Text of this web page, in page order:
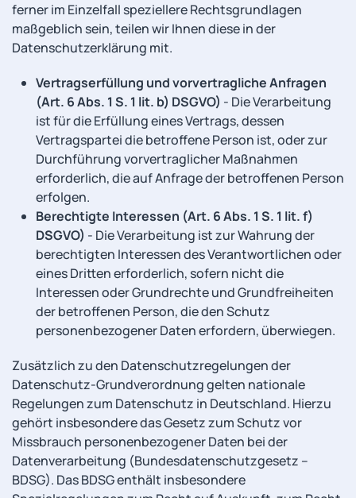
ferner im Einzelfall speziellere Rechtsgrundlagen
maßgeblich sein, teilen wir Ihnen diese in der
Datenschutzerklärung mit.
Vertragserfüllung und vorvertragliche Anfragen
(Art. 6 Abs. 1 S. 1 lit. b) DSGVO) - Die Verarbeitung
ist für die Erfüllung eines Vertrags, dessen
Vertragspartei die betroffene Person ist, oder zur
Durchführung vorvertraglicher Maßnahmen
erforderlich, die auf Anfrage der betroffenen Person
erfolgen.
Berechtigte Interessen (Art. 6 Abs. 1 S. 1 lit. f)
DSGVO) - Die Verarbeitung ist zur Wahrung der
berechtigten Interessen des Verantwortlichen oder
eines Dritten erforderlich, sofern nicht die
Interessen oder Grundrechte und Grundfreiheiten
der betroffenen Person, die den Schutz
personenbezogener Daten erfordern, überwiegen.
Zusätzlich zu den Datenschutzregelungen der
Datenschutz-Grundverordnung gelten nationale
Regelungen zum Datenschutz in Deutschland. Hierzu
gehört insbesondere das Gesetz zum Schutz vor
Missbrauch personenbezogener Daten bei der
Datenverarbeitung (Bundesdatenschutzgesetz –
BDSG). Das BDSG enthält insbesondere